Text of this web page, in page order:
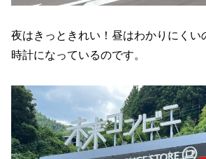
夜はきっときれい！昼はわかりにくい
時計になっているのです。